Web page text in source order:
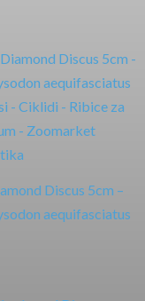
Discus 5cm –
aequifasciatus